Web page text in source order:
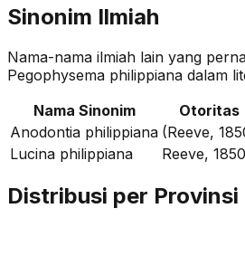
Sinonim Ilmiah
Nama-nama ilmiah lain yang
Pegophysema philippiana dalam
Nama Sinonim
Otoritas
Anodontia philippiana (Reeve,
Lucina philippiana
Reeve, 1850
Distribusi per Provinsi